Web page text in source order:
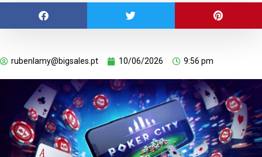
rubenlamy@bigsales.pt 10/06/2026 9:56 pm